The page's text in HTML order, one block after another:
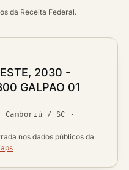
da Receita Federal.
2030 -
GALPAO 01
Camboriú / SC ·
no mapa
nos dados públicos da